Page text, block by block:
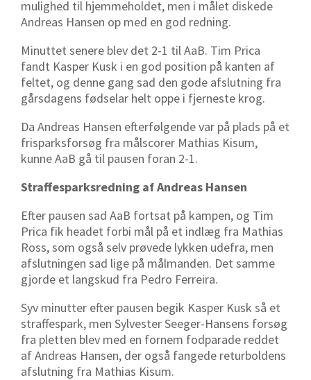
mulighed til hjemmeholdet, men i målet diskede
Andreas Hansen op med en god redning.
Minuttet senere blev det 2-1 til AaB. Tim Prica
fandt Kasper Kusk i en god position på kanten af
feltet, og denne gang sad den gode afslutning fra
gårsdagens fødselar helt oppe i fjerneste krog.
Da Andreas Hansen efterfølgende var på plads på et
frisparksforsøg fra målscorer Mathias Kisum,
kunne AaB gå til pausen foran 2-1.
Straffesparksredning af Andreas Hansen
Efter pausen sad AaB fortsat på kampen, og Tim
Prica fik headet forbi mål på et indlæg fra Mathias
Ross, som også selv prøvede lykken udefra, men
afslutningen sad lige på målmanden. Det samme
gjorde et langskud fra Pedro Ferreira.
Syv minutter efter pausen begik Kasper Kusk så et
straffespark, men Sylvester Seeger-Hansens forsøg
fra pletten blev med en fornem fodparade reddet
af Andreas Hansen, der også fangede returboldens
afslutning fra Mathias Kisum.